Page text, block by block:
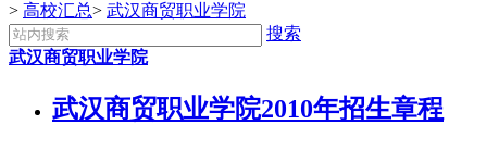
> 高校汇总> 武汉商贸职业学院
搜索
武汉商贸职业学院
武汉商贸职业学院2010年招生章程